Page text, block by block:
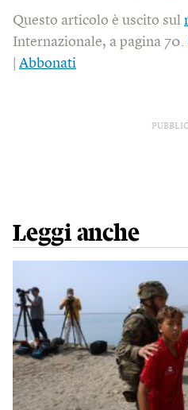
Questo articolo è uscito sul
Internazionale, a pagina 70.
Abbonati
Leggi anche